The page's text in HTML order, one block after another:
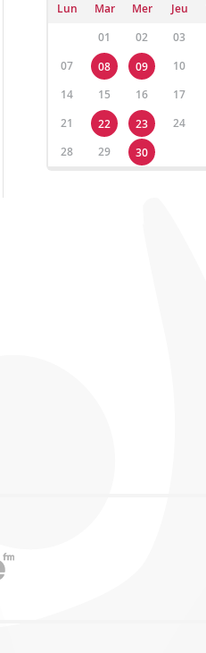
Lun Mar Mer Jeu
01
02 03
07
08 09 10
14
15 16 17
21
22 23 24
28
29 30